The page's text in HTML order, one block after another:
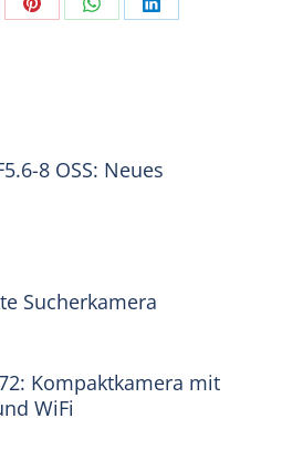
Share Share Share
8 OSS: Neues
Sucherkamera
Kompaktkamera mit
WiFi